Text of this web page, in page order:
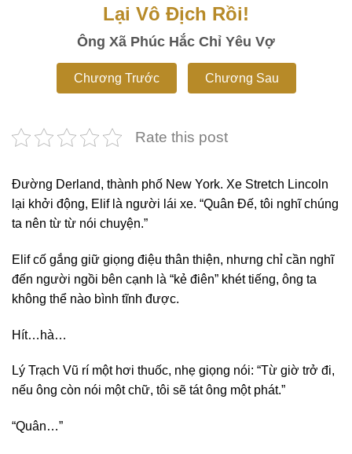
Lại Vô Địch Rồi!
Ông Xã Phúc Hắc Chỉ Yêu Vợ
Chương Trước Chương Sau
Rate this post
Đường Derland, thành phố New York. Xe Stretch Lincoln
lại khởi động, Elif là người lái xe. “Quân Đế, tôi nghĩ chúng
ta nên từ từ nói chuyện.”
Elif cố gắng giữ giọng điệu thân thiện, nhưng chỉ cần nghĩ
đến người ngồi bên cạnh là “kẻ điên” khét tiếng, ông ta
không thể nào bình tĩnh được.
Hít…hà…
Lý Trạch Vũ rí một hơi thuốc, nhẹ giọng nói: “Từ giờ trở đi,
nếu ông còn nói một chữ, tôi sẽ tát ông một phát.”
“Quân…”